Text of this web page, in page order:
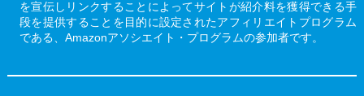
を宣伝しリンクすることによってサイトが紹介料を獲得できる手
段を提供することを目的に設定されたアフィリエイトプログラム
である、Amazonアソシエイト・プログラムの参加者です。